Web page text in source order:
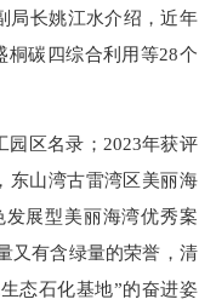
局长姚江水介绍，近年
桐碳四综合利用等28个
区名录；2023年获评
东山湾古雷湾区美丽海
展型美丽海湾优秀案
又有含绿量的荣誉，清
态石化基地”的奋进姿